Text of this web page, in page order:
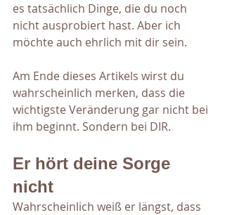
es tatsächlich Dinge, die du noch
nicht ausprobiert hast. Aber ich
möchte auch ehrlich mit dir sein.
Am Ende dieses Artikels wirst du
wahrscheinlich merken, dass die
wichtigste Veränderung gar nicht bei
ihm beginnt. Sondern bei DIR.
Er hört deine Sorge
nicht
Wahrscheinlich weiß er längst, dass